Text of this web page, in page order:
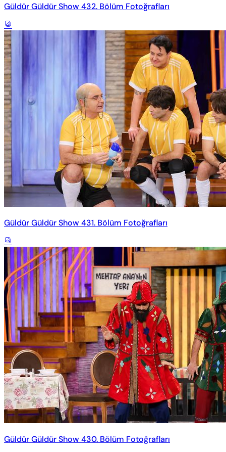
Güldür Güldür Show 432. Bölüm Fotoğrafları
Güldür Güldür Show 431. Bölüm Fotoğrafları
Güldür Güldür Show 430. Bölüm Fotoğrafları